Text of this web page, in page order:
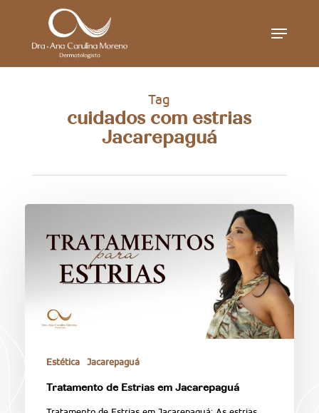
Menu
Tag
cuidados com estrias
Jacarepaguá
Estética Jacarepaguá
Tratamento de Estrias em Jacarepaguá